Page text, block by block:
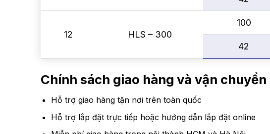
12 HLS – 300
100
42
Chính sách giao hàng và vận chuyển
Hỗ trợ giao hàng tận nơi trên toàn quốc
Hỗ trợ lắp đặt trực tiếp hoặc hướng dẫn lắp đặt online